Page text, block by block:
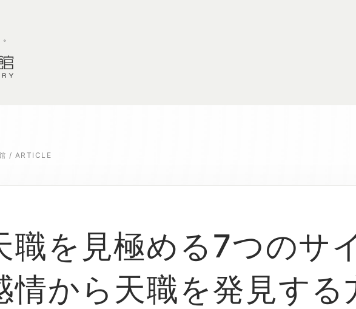
/ ARTICLE
職を見極める7つのサ
情から天職を発見する